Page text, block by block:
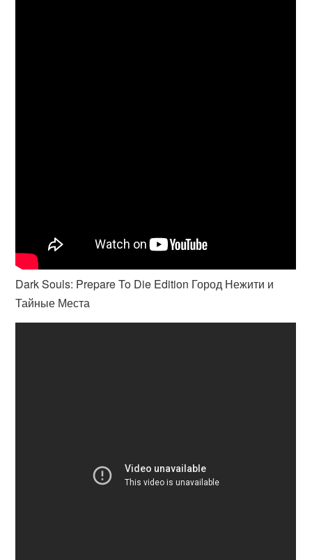
Dark Souls: Prepare To Die Edition Город Нежити и
Тайные Места